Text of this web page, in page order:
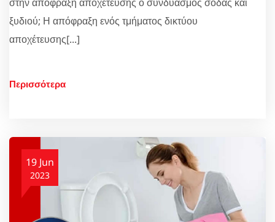
ξυδιού; Η απόφραξη ενός τμήματος δικτύου
αποχέτευσης[...]
Περισσότερα
19 Jun
2023